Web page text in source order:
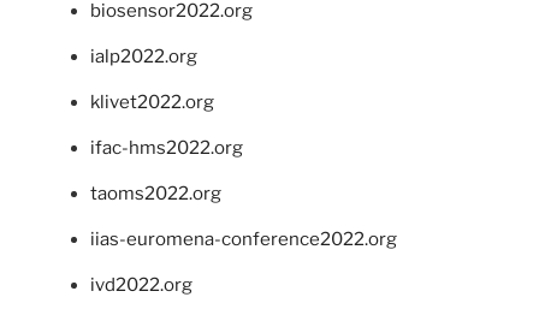
biosensor2022.org
ialp2022.org
klivet2022.org
ifac-hms2022.org
taoms2022.org
iias-euromena-conference2022.org
ivd2022.org